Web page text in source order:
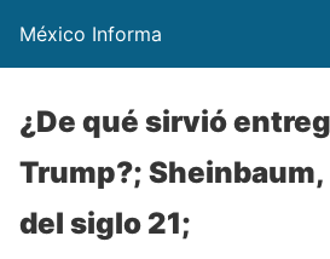
México Informa
¿De qué sirvió
Trump?; Sheinbaum,
del siglo 21;